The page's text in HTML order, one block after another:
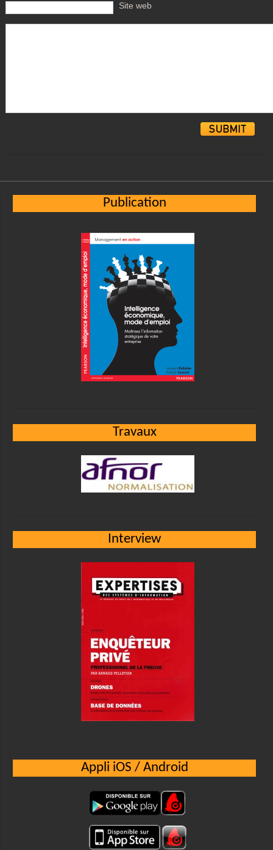
Site web
Publication
Travaux
Interview
Appli iOS / Android